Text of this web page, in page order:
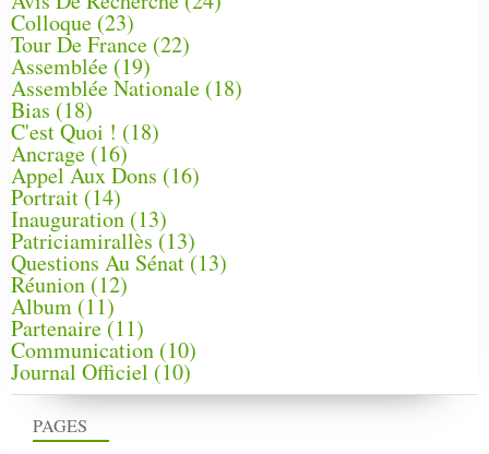
PAGES
Colloque (23)
Tour De France (22)
Assemblée (19)
Assemblée Nationale (18)
Bias (18)
C'est Quoi ! (18)
Ancrage (16)
Appel Aux Dons (16)
Portrait (14)
Inauguration (13)
Patriciamirallès (13)
Questions Au Sénat(13)
Réunion (12)
Album (11)
Partenaire(11)
Communication (10)
Journal Officiel (10)